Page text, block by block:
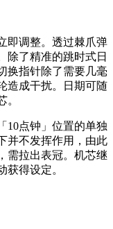
即调整。透过棘爪弹
除了精准的跳时式日
换指针除了需要几毫
造成干扰。日期可随
。
10点钟」位置的单独
并不发挥作用，由此
需拉出表冠。机芯继
得设定。